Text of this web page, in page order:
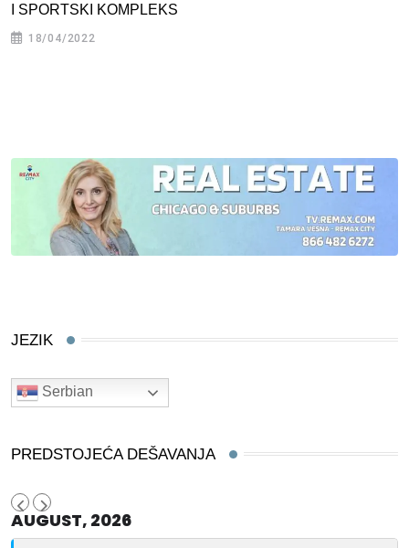
I SPORTSKI KOMPLEKS
18/04/2022
JEZIK
Serbian
PREDSTOJEĆA DEŠAVANJA
AUGUST, 2026